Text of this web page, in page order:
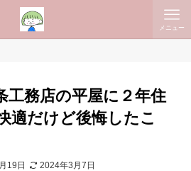
メニュー
工務店の平屋に２年住
適だけど後悔したこ
19日 2024年3月7日